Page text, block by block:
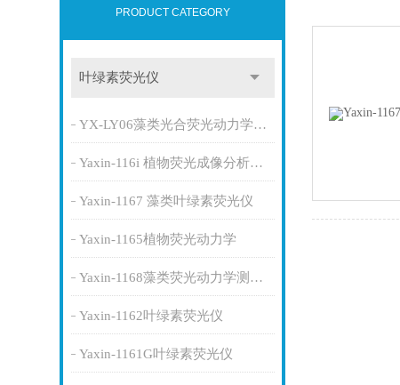
PRODUCT CATEGORY
叶绿素荧光仪
YX-LY06藻类光合荧光动力学测量系统
Yaxin-116i 植物荧光成像分析系统
Yaxin-1167 藻类叶绿素荧光仪
Yaxin-1165植物荧光动力学
Yaxin-1168藻类荧光动力学测量系统
Yaxin-1162叶绿素荧光仪
Yaxin-1161G叶绿素荧光仪